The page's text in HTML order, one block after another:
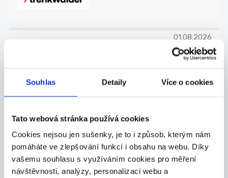
Souhlas Detaily Více o cookies
Tato webová stránka používá cookies
Cookies nejsou jen sušenky, je to i způsob, kterým nám
pomáháte ve zlepšování funkcí i obsahu na webu. Díky
vašemu souhlasu s využíváním cookies pro měření
návštěvnosti, analýzy, personalizaci webu a
01.08.2026
Řidič/ka - navážení aut -
Hledáte povolání s neobvyklou náplní práce?
Nech...
Trenkwalder a.s.